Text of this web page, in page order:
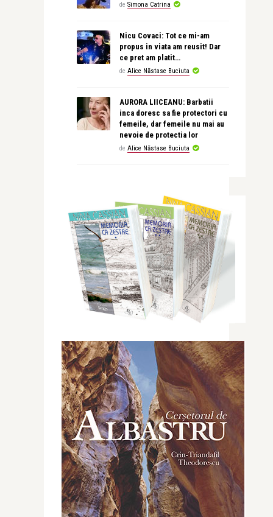
de Simona Catrina
Nicu Covaci: Tot ce mi-am
propus in viata am reusit! Dar
ce pret am platit…
de Alice Năstase Buciuta
AURORA LIICEANU: Barbatii
inca doresc sa fie protectori cu
femeile, dar femeile nu mai au
nevoie de protectia lor
de Alice Năstase Buciuta